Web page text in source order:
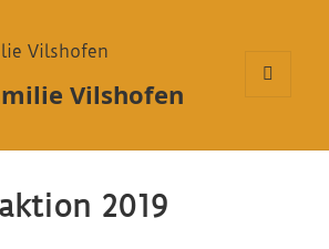
Vilshofen
2019